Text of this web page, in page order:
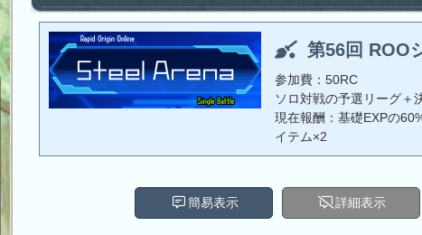
第56回 ROO
参加費：50RC
ソロ対戦の予選リーグ＋
現在報酬：基礎EXPの
イテム×2
簡易表示 詳細表示